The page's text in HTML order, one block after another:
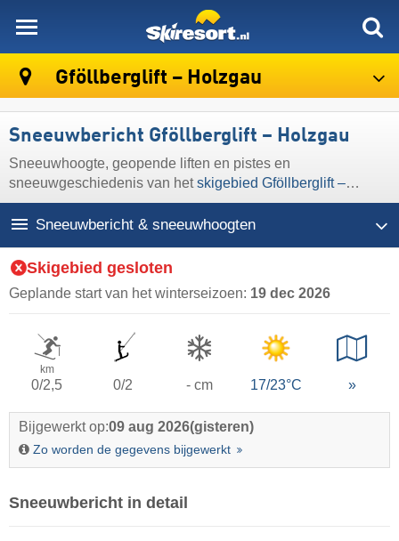
Gföllberglift – Holzgau
Sneeuwbericht Gföllberglift – Holzgau
Sneeuwhoogte, geopende liften en pistes en
sneeuwgeschiedenis van hetskigebied Gföllberglift –
Holzgau
Sneeuwbericht & sneeuwhoogten
Skigebied gesloten
Geplande start van het winterseizoen: 19 dec 2026
km
0/2,5 0/2 - cm 17/23°C »
Bijgewerkt op:09 aug 2026(gisteren)
Zo worden de gegevens bijgewerkt
Sneeuwbericht in detail